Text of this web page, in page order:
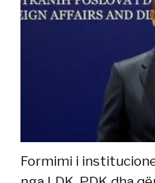
Formimi i